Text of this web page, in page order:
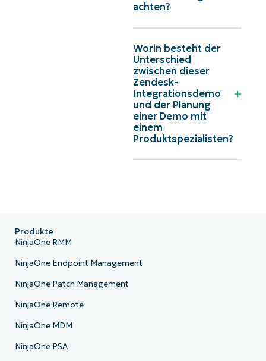
achten?
Worin besteht der
Unterschied
zwischen dieser
Zendesk-
Integrationsdemo
und der Planung
einer Demo mit
einem
Produktspezialisten?
Produkte
NinjaOne RMM
NinjaOne Endpoint Management
NinjaOne Patch Management
NinjaOne Remote
NinjaOne MDM
NinjaOne PSA